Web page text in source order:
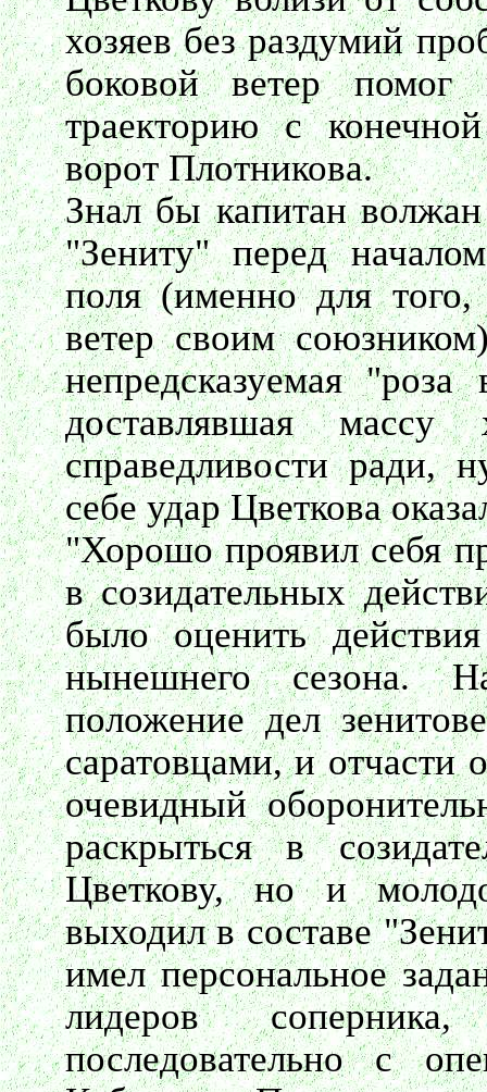
хозяев без раздумий
боковой ветер помог
траекторию с
ворот Плотникова.
Знал бы капитан
"Зениту" перед
поля (именно для
ветер своим
непредсказуемая "роза
доставлявшая массу
справедливости ради,
себе удар Цветкова
"Хорошо проявил себя
в созидательных
было оценить
нынешнего сезона.
положение дел
саратовцами, и отчасти
очевидный
раскрыться в
Цветкову, но и
выходил в составе
имел персональное
лидеров
последовательно с